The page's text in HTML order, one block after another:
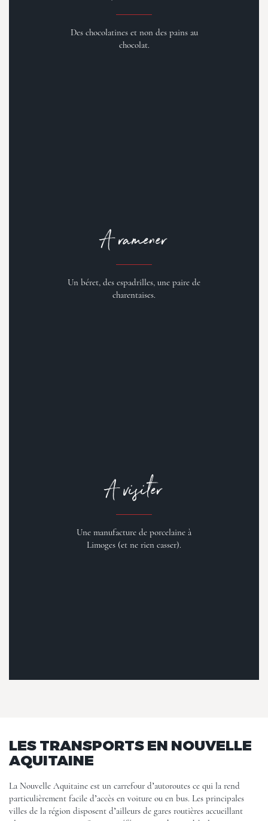
Des chocolatines et non des pains au
chocolat.
A ramener
Un béret, des espadrilles, une paire de
charentaises.
A visiter
Une manufacture de porcelaine à
Limoges (et ne rien casser).
LES TRANSPORTS EN NOUVELLE
AQUITAINE
La Nouvelle Aquitaine est un carrefour d’autoroutes ce qui la rend
particulièrement facile d’accès en voiture ou en bus. Les principales
villes de la région disposent d’ailleurs de gares routières accueillant